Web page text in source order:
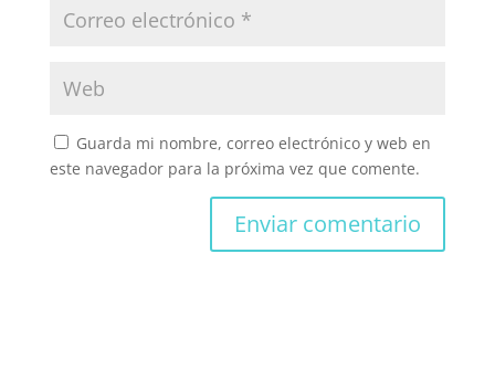
Guarda mi nombre, correo electrónico y web en
este navegador para la próxima vez que comente.